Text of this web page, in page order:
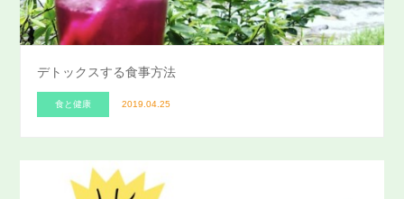
デトックスする食事方法
食と健康 2019.04.25